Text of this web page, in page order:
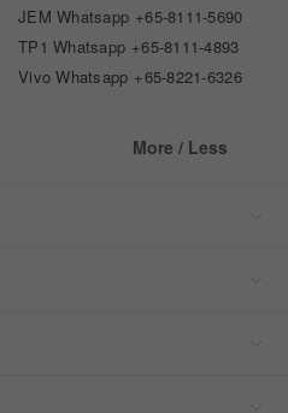
JEM Whatsapp +65-8111-5690
TP1 Whatsapp +65-8111-4893
Vivo Whatsapp +65-8221-6326
More / Less